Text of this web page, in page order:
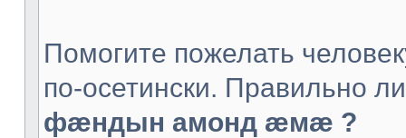
Помогите пожелать
по-осетински. Правильно
фæндын амонд æмæ ?